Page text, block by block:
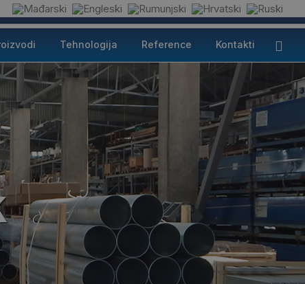
Tehnologija Reference Kontakti